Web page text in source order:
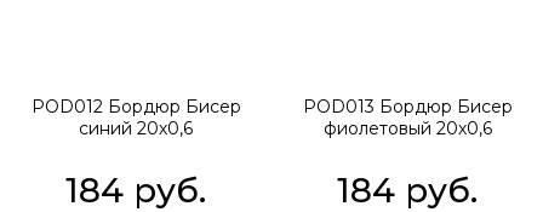
POD012 Бордюр Бисер
синий 20х0,6
184 руб.
POD013 Бордюр Бисер
фиолетовый 20х0,6
184 руб.